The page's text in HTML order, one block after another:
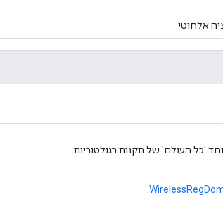
אלחוטי.
'כל העולם' של תקנות רגולטוריות.